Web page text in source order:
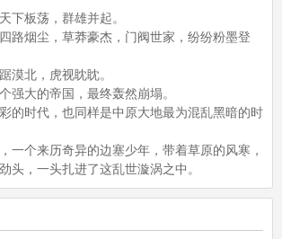
下板荡，群雄并起。
路烟尘，草莽豪杰，门阀世家，纷纷粉墨登
漠北，虎视眈眈。
强大的帝国，最终轰然崩塌。
的时代，也同样是中原大地最为混乱黑暗的时
一个来历奇异的边塞少年，带着草原的风寒，
头，一头扎进了这乱世漩涡之中。